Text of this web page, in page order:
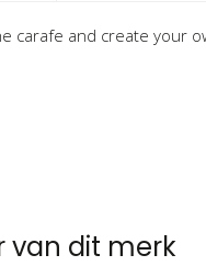
and create your
van dit merk